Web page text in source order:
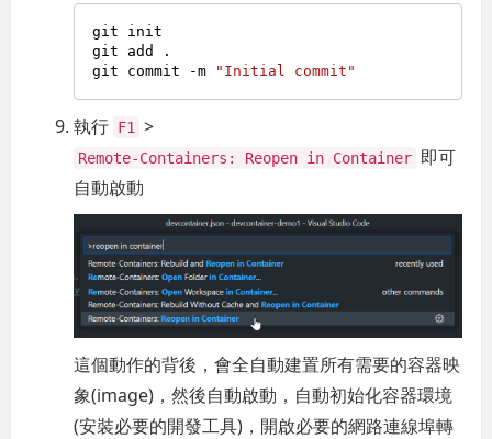
git init
git add .
git commit -m
"Initial commit"
執行 F1 >
Remote-Containers: Reopen in Container 即可
自動啟動
這個動作的背後，會全自動建置所有需要的容器映
象(image)，然後自動啟動，自動初始化容器環境
(安裝必要的開發工具)，開啟必要的網路連線埠轉